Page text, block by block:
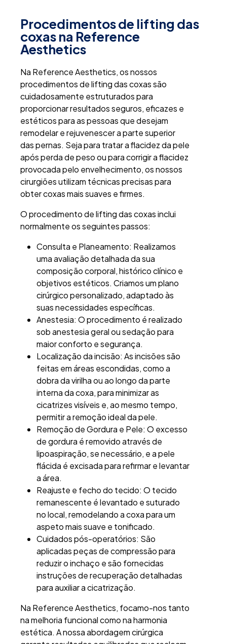
Procedimentos de lifting das
coxas na Reference
Aesthetics
Na Reference Aesthetics, os nossos
procedimentos de lifting das coxas são
cuidadosamente estruturados para
proporcionar resultados seguros, eficazes e
estéticos para as pessoas que desejam
remodelar e rejuvenescer a parte superior
das pernas. Seja para tratar a flacidez da pele
após perda de peso ou para corrigir a flacidez
provocada pelo envelhecimento, os nossos
cirurgiões utilizam técnicas precisas para
obter coxas mais suaves e firmes.
O procedimento de lifting das coxas inclui
normalmente os seguintes passos:
Consulta e Planeamento: Realizamos
uma avaliação detalhada da sua
composição corporal, histórico clínico e
objetivos estéticos. Criamos um plano
cirúrgico personalizado, adaptado às
suas necessidades específicas.
Anestesia: O procedimento é realizado
sob anestesia geral ou sedação para
maior conforto e segurança.
Localização da incisão: As incisões são
feitas em áreas escondidas, como a
dobra da virilha ou ao longo da parte
interna da coxa, para minimizar as
cicatrizes visíveis e, ao mesmo tempo,
permitir a remoção ideal da pele.
Remoção de Gordura e Pele: O excesso
de gordura é removido através de
lipoaspiração, se necessário, e a pele
flácida é excisada para refirmar e levantar
a área.
Reajuste e fecho do tecido: O tecido
remanescente é levantado e suturado
no local, remodelando a coxa para um
aspeto mais suave e tonificado.
Cuidados pós-operatórios: São
aplicadas peças de compressão para
reduzir o inchaço e são fornecidas
instruções de recuperação detalhadas
para auxiliar a cicatrização.
Na Reference Aesthetics, focamo-nos tanto
na melhoria funcional como na harmonia
estética. A nossa abordagem cirúrgica